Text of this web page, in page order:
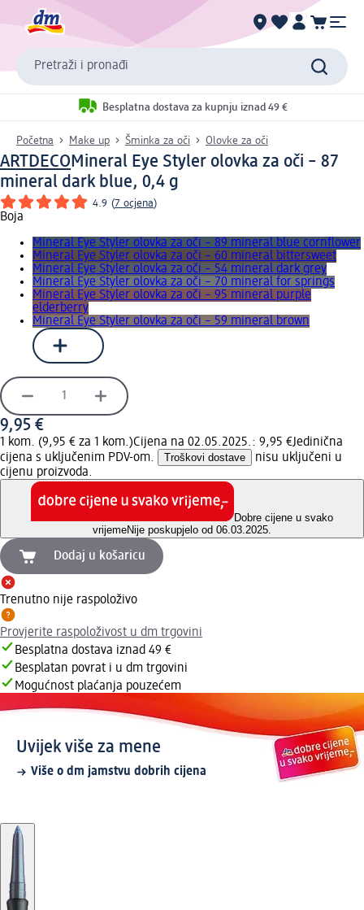
Pretraži i pronađi
Besplatna dostava za kupnju iznad 49 €
Početna Make up Šminka za oči Olovke za oči
ARTDECOMineral Eye Styler olovka za oči – 87
mineral dark blue, 0,4 g
4.9 (7 ocjena)
Boja
Mineral Eye Styler olovka za oči – 89 mineral blue cornflower
Mineral Eye Styler olovka za oči – 60 mineral bittersweet
Mineral Eye Styler olovka za oči – 54 mineral dark grey
Mineral Eye Styler olovka za oči – 70 mineral for springs
Mineral Eye Styler olovka za oči – 95 mineral purple
elderberry
Mineral Eye Styler olovka za oči – 59 mineral brown
9,95 €
1 kom. (9,95 € za 1 kom.)Cijena na 02.05.2025.: 9,95 €Jedinična
cijena s uključenim PDV-om.
Troškovi dostave
nisu uključeni u
cijenu proizvoda.
Dobre cijene u svako
vrijemeNije poskupjelo od 06.03.2025.
Dodaj u košaricu
Trenutno nije raspoloživo
Provjerite raspoloživost u dm trgovini
Besplatna dostava iznad 49 €
Besplatan povrat i u dm trgovini
Mogućnost plaćanja pouzećem
Uvijek više za mene
Više o dm jamstvu dobrih cijena